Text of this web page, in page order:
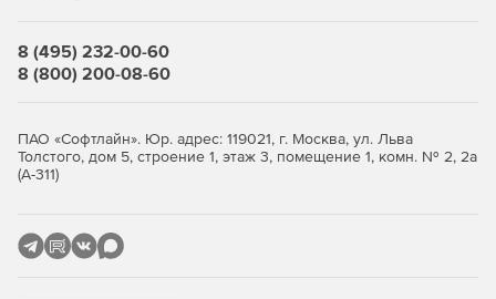
доступа в сеть Интернет.
наличия выделенного сервера антивирусной защиты
или установки какого-либо дополнительного ПО, не
Полная конфиденциальность — никакого обмена
8 (495) 232-00-60
8 (800) 200-08-60
ПАО «Софтлайн». Юр. адрес: 119021, г. Москва, ул. Льва
Толстого, дом 5, строение 1, этаж 3, помещение 1, комн. № 2, 2а
(А-311)